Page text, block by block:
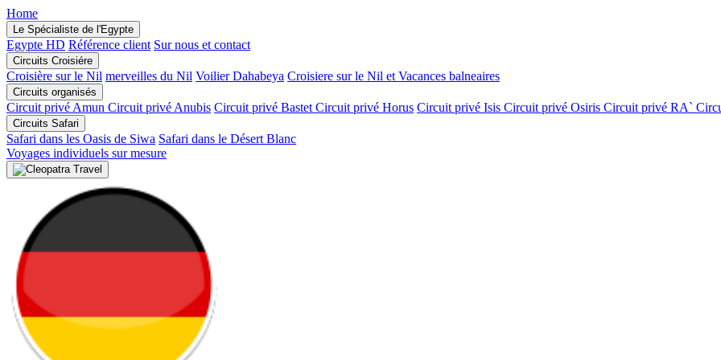
Home
Le Spécialiste de l'Egypte
Egypte HD Référence client Sur nous et contact
Circuits Croisiére
Croisière sur le Nil merveilles du Nil Voilier Dahabeya Croisiere sur le Nil et Vacances balneaires
Circuits organisés
Circuit privé Amun Circuit privé Anubis Circuit privé Bastet Circuit privé Horus Circuit privé Isis Circuit privé Osiris Circuit privé RA`
Circuits Safari
Safari dans les Oasis de Siwa Safari dans le Désert Blanc
Voyages individuels sur mesure